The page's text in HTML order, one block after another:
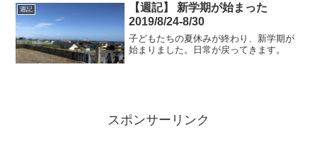
週記
【週記】 新学期が始まった
2019/8/24-8/30
子どもたちの夏休みが終わり、新学期が
始まりました。日常が戻ってきます。
スポンサーリンク